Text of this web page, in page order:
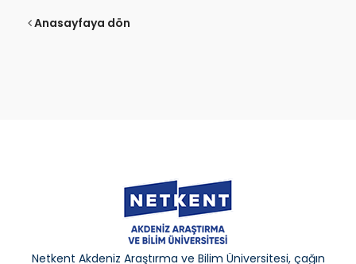
Anasayfaya dön
Netkent Akdeniz Araştırma ve Bilim Üniversitesi, çağın